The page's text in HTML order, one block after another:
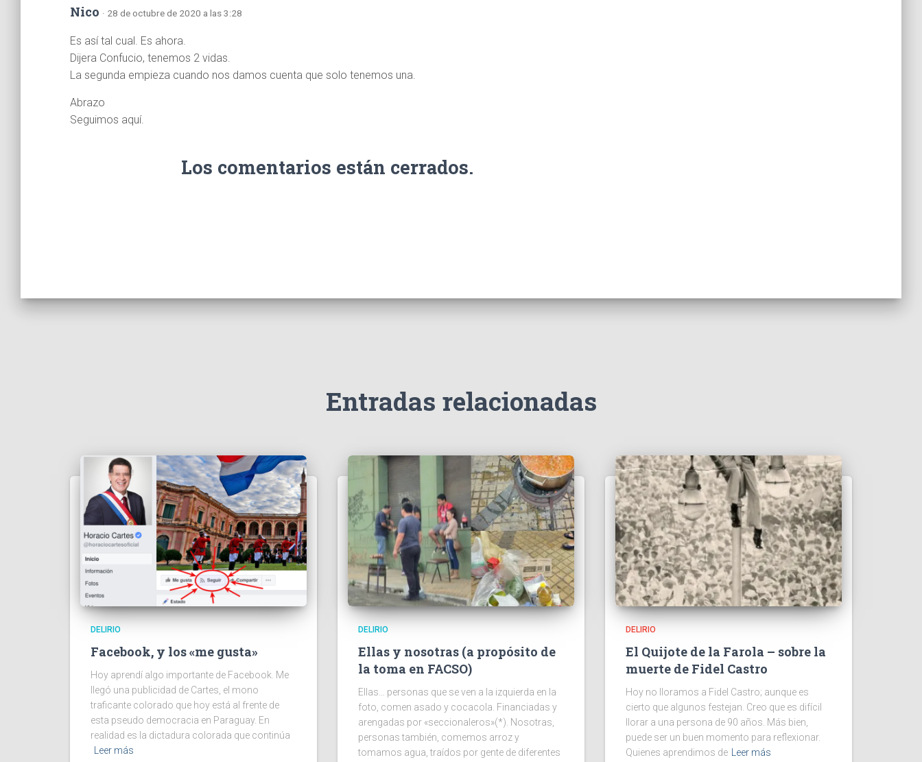
Nico · 28 de octubre de 2020 a las 3:28
Es así tal cual. Es ahora.
Dijera Confucio, tenemos 2 vidas.
La segunda empieza cuando nos damos cuenta que solo tenemos una.
Abrazo
Seguimos aquí.
Los comentarios están cerrados.
Entradas relacionadas
DELIRIO
Facebook, y los «me gusta»
Hoy aprendí algo importante de Facebook. Me
llegó una publicidad de Cartes, el mono
traficante colorado que hoy está al frente de
esta pseudo democracia en Paraguay. En
realidad es la dictadura colorada que continúa
Leer más
DELIRIO
Ellas y nosotras (a propósito de
la toma en FACSO)
Ellas… personas que se ven a la izquierda en la
foto, comen asado y cocacola. Financiadas y
arengadas por «seccionaleros»(*). Nosotras,
personas también, comemos arroz y
tomamos agua, traídos por gente de diferentes
DELIRIO
El Quijote de la Farola – sobre la
muerte de Fidel Castro
Hoy no lloramos a Fidel Castro; aunque es
cierto que algunos festejan. Creo que es difícil
llorar a una persona de 90 años. Más bien,
puede ser un buen momento para reflexionar.
Quienes aprendimos de
Leer más